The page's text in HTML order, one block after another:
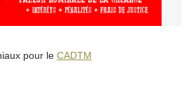
pour le CADTM